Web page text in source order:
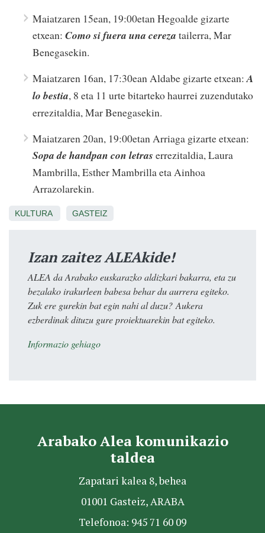
Maiatzaren 15ean, 19:00etan Hegoalde gizarte
etxean: Como si fuera una cereza tailerra, Mar
Benegasekin.
Maiatzaren 16an, 17:30ean Aldabe gizarte etxean: A
lo bestia, 8 eta 11 urte bitarteko haurrei zuzendutako
errezitaldia, Mar Benegasekin.
Maiatzaren 20an, 19:00etan Arriaga gizarte etxean:
Sopa de handpan con letras errezitaldia, Laura
Mambrilla, Esther Mambrilla eta Ainhoa
Arrazolarekin.
KULTURA GASTEIZ
Izan zaitez ALEAkide!
ALEA da Arabako euskarazko aldizkari bakarra, eta zu
bezalako irakurleen babesa behar du aurrera egiteko.
Zuk ere gurekin bat egin nahi al duzu? Aukera
ezberdinak dituzu gure proiektuarekin bat egiteko.
Informazio gehiago
Arabako Alea komunikazio
taldea
Zapatari kalea 8, behea
01001 Gasteiz, ARABA
Telefonoa: 945 71 60 09